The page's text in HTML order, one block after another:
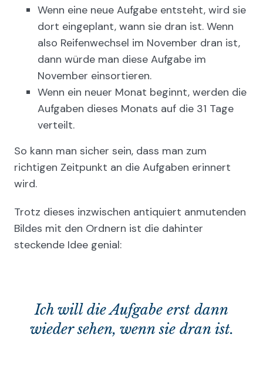
Wenn eine neue Aufgabe entsteht, wird sie
dort eingeplant, wann sie dran ist. Wenn
also Reifenwechsel im November dran ist,
dann würde man diese Aufgabe im
November einsortieren.
Wenn ein neuer Monat beginnt, werden die
Aufgaben dieses Monats auf die 31 Tage
verteilt.
So kann man sicher sein, dass man zum
richtigen Zeitpunkt an die Aufgaben erinnert
wird.
Trotz dieses inzwischen antiquiert anmutenden
Bildes mit den Ordnern ist die dahinter
steckende Idee genial:
Ich will die Aufgabe erst dann
wieder sehen, wenn sie dran ist.